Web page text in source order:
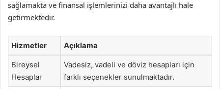
sağlamakta ve finansal işlemlerinizi daha avantajlı hale
getirmektedir.
Hizmetler Açıklama
Bireysel
Hesaplar
Vadesiz, vadeli ve döviz hesapları için
farklı seçenekler sunulmaktadır.